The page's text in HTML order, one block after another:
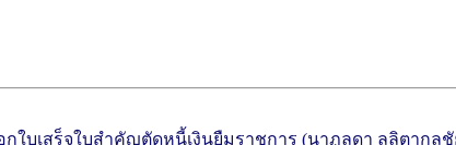
ใบเสร็จใบสำคัญตัดหนี้เงินยืมราชการ (นาฏลดา ลลิตากุลชั